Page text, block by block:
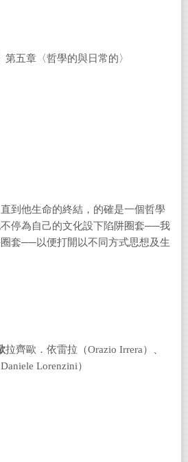
五章〈哲學的與日常的〉
直到他生命的終結，的確是一個哲學
停為自己的文化設下陷阱圈套──我
套──以便打開以不同方式思想及生
拉齊歐．依雷拉（Orazio Irrera）、
Lorenzini）